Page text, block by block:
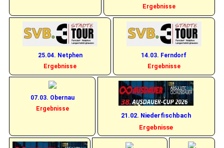
Ergebnisse
25.04. Netphen
Ergebnisse
14.03. Ferndorf
Ergebnisse
07.03. Obernau
Ergebnisse
21.02. Niederfischbach
Ergebnisse